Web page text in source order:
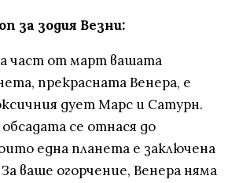
за зодия Везни:
част от март вашата
прекрасната Венера, е
дует Марс и Сатурн.
се отнася до
една планета е заключена
ваше огорчение, Венера няма